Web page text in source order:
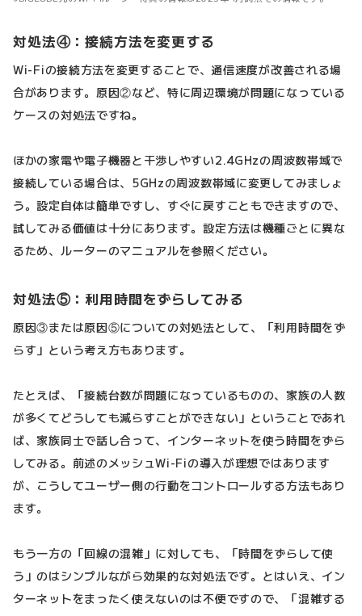
対処法④：接続方法を変更する
Wi-Fiの接続方法を変更することで、通信速度が改善される場
合があります。原因②など、特に周辺環境が問題になっている
ケースの対処法ですね。
ほかの家電や電子機器と干渉しやすい2.4GHzの周波数帯域で
接続している場合は、5GHzの周波数帯域に変更してみましょ
う。設定自体は簡単ですし、すぐに戻すこともできますので、
試してみる価値は十分にあります。設定方法は機種ごとに異な
るため、ルーターのマニュアルを参照ください。
対処法⑤：利用時間をずらしてみる
原因③または原因⑤についての対処法として、「利用時間をず
らす」という考え方もあります。
たとえば、「接続台数が問題になっているものの、家族の人数
が多くてどうしても減らすことができない」ということであれ
ば、家族同士で話し合って、インターネットを使う時間をずら
してみる。前述のメッシュWi-Fiの導入が理想ではあります
が、こうしてユーザー側の行動をコントロールする方法もあり
ます。
もう一方の「回線の混雑」に対しても、「時間をずらして使
う」のはシンプルながら効果的な対処法です。とはいえ、イン
ターネットをまったく使えないのは不便ですので、「混雑する